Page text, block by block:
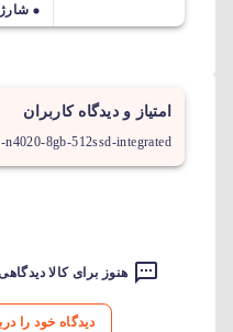
امتیاز و دیدگاه کاربران
8gb-512ssd-integrated
هنوز برای کالا
دیدگاه خود را